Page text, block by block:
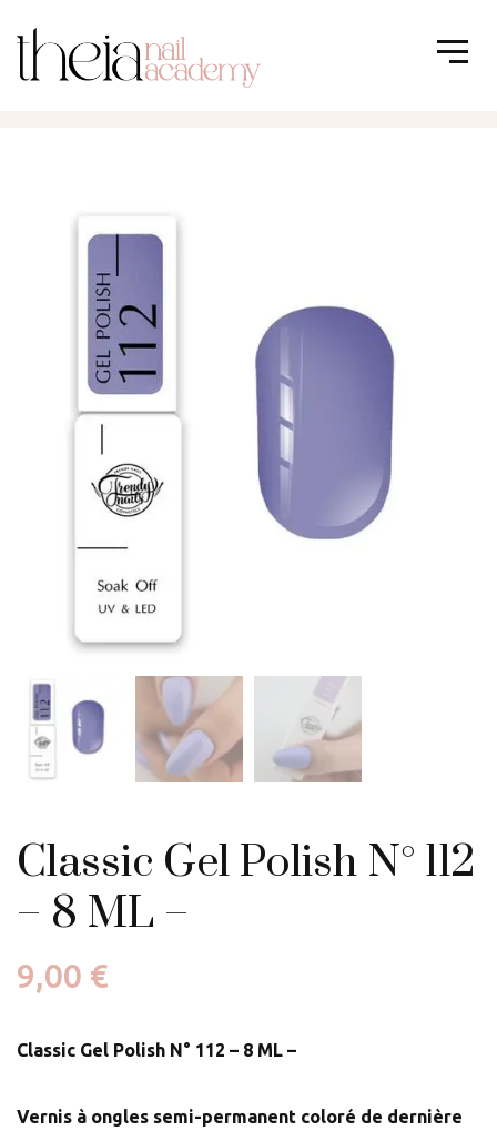
Classic Gel Polish N° 112
– 8 ML –
9,00 €
Classic Gel Polish N° 112 – 8 ML –
Vernis à ongles semi-permanent coloré de dernière